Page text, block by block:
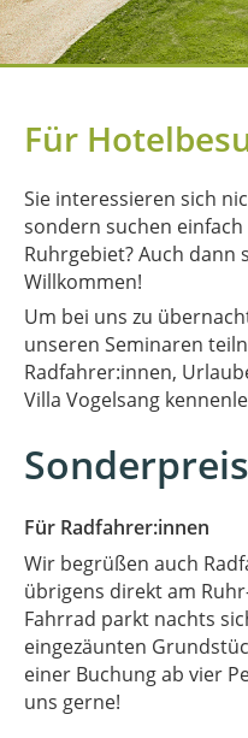
Für
Sie interessieren sich
sondern suchen
Ruhrgebiet? Auch dann
Willkommen!
Um bei uns zu
unseren Seminaren
Radfahrer:innen,
Villa Vogelsang
Für Radfahrer:innen
Wir begrüßen auch
übrigens direkt am
Fahrrad parkt nachts
eingezäunten
einer Buchung ab vier
uns gerne!